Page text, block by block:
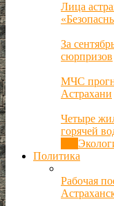
Лица
За
сюрпризов
МЧС
Астрахани
Четыре
горячей
Политика
Рабочая